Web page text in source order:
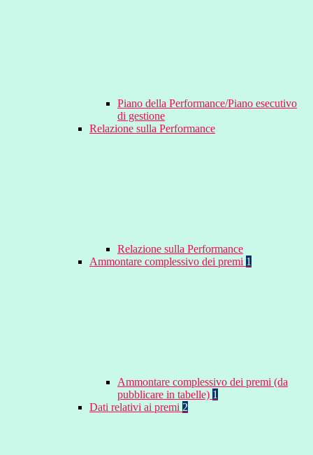
Piano della Performance/Piano esecutivo
di gestione
Relazione sulla Performance
Relazione sulla Performance
Ammontare complessivo dei premi 1
Ammontare complessivo dei premi (da
pubblicare in tabelle) 1
Dati relativi ai premi 2